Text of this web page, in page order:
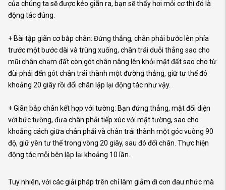
của chúng ta sẽ được kéo giãn ra, bạn sẽ thấy hơi mỏi cơ thì đó là
động tác đúng.
+ Bài tập giãn cơ bắp chân: Đứng thẳng, chân phải bước lên phía
trước một bước dài và trùng xuống, chân trái duỗi thẳng sao cho
mũi chân chạm đất còn gót chân nâng lên khỏi mặt đất sao cho từ
đùi phải đến gót chân trái thành một đường thẳng, giữ tư thế đó
khoảng 20 giây rồi đổi chân lặp lại động tác như vậy.
+ Giãn bắp chân kết hợp với tường: Bạn đứng thẳng, mặt đối diện
với bức tường, đưa chân phải tiếp xúc với mặt tường, sao cho
khoảng cách giữa chân phải và chân trái thành một góc vuông 90
độ, giữ yên tư thế trong vòng 20 giây, sau đó đổi chân. Thực hiện
động tác mỗi bên lặp lại khoảng 10 lần.
Tuy nhiên, với các giải pháp trên chỉ làm giảm đi cơn đau nhức mà